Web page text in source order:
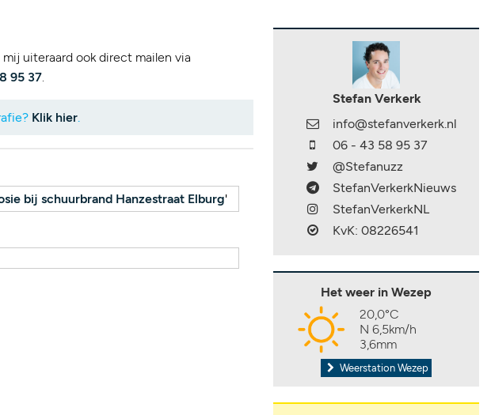
uiteraard ook direct mailen via
95 37.
Klik hier.
bij schuurbrand Hanzestraat Elburg'
Stefan Verkerk
info@stefanverkerk.nl
06 - 43 58 95 37
@Stefanuzz
StefanVerkerkNieuws
StefanVerkerkNL
KvK: 08226541
Het weer in Wezep
20,0°C
N 6,5km/h
3,6mm
Weerstation Wezep